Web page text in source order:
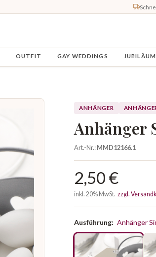
OUTFIT GAY WEDDINGS JUBILÄUM
ANHÄNGER
Anhänger
Art.-Nr.:MMD12166.1
2,50 €
inkl. 20% MwSt. zzgl.
Ausführung: Anhänger